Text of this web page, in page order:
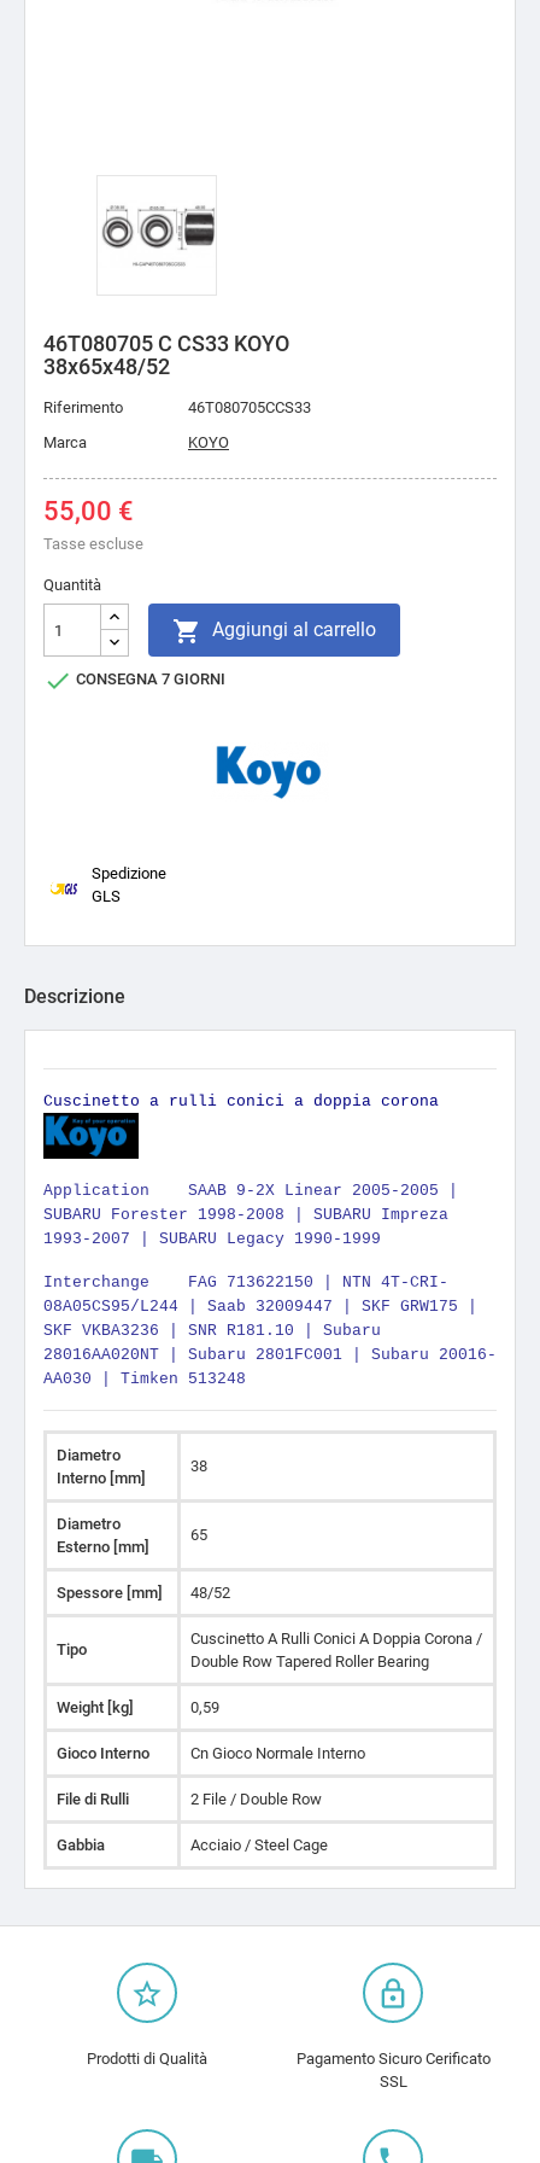
46T080705 C CS33 KOYO
38x65x48/52
Riferimento
46T080705CCS33
Marca
KOYO
55,00 €
Tasse escluse
Quantità
 Aggiungi al carrello
 CONSEGNA 7 GIORNI
Spedizione
GLS
Descrizione
Cuscinetto a rulli conici a doppia corona
Application SAAB 9-2X Linear 2005-2005 |
SUBARU Forester 1998-2008 | SUBARU Impreza
1993-2007 | SUBARU Legacy 1990-1999
Interchange FAG 713622150 | NTN 4T-CRI-
08A05CS95/L244 | Saab 32009447 | SKF GRW175 |
SKF VKBA3236 | SNR R181.10 | Subaru
28016AA020NT | Subaru 2801FC001 | Subaru 20016-
AA030 | Timken 513248
Diametro
Interno [mm]
38
Diametro
Esterno [mm]
65
Spessore [mm] 48/52
Tipo
Cuscinetto A Rulli Conici A Doppia Corona /
Double Row Tapered Roller Bearing
Weight [kg] 0,59
Gioco Interno Cn Gioco Normale Interno
File di Rulli 2 File / Double Row
Gabbia Acciaio / Steel Cage
star_border
Prodotti di Qualità
lock_outline
Pagamento Sicuro Cerificato
SSL